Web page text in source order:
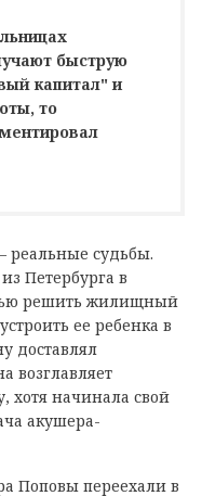
быструю
капитал" и
то
реальные судьбы.
Петербурга в
решить жилищный
ее ребенка в
доставлял
возглавляет
хотя начинала свой
акушера-
Поповы переехали в